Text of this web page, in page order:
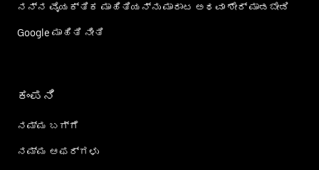
ನನ್ನ ವೈಯಕ್ತಿಕ ಮಾಹಿತಿಯನ್ನು ಮಾರಾಟ ಅಥವಾ ಶೇರ್‌ ಮಾಡಬೇಡಿ
Google ಮಾಹಿತಿ ನೀತಿ
ಕಂಪನಿ
ನಮ್ಮ ಬಗ್ಗೆ
ನಮ್ಮ ಆಫರ್‌ಗಳು